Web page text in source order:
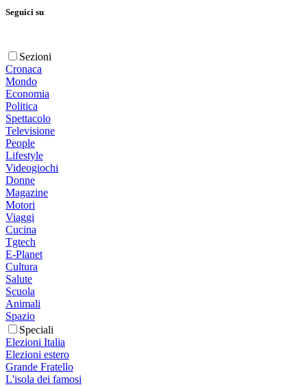
Seguici su
Sezioni
Cronaca
Mondo
Economia
Politica
Spettacolo
Televisione
People
Lifestyle
Videogiochi
Donne
Magazine
Motori
Viaggi
Cucina
Tgtech
E-Planet
Cultura
Salute
Scuola
Animali
Spazio
Speciali
Elezioni Italia
Elezioni estero
Grande Fratello
L'isola dei famosi